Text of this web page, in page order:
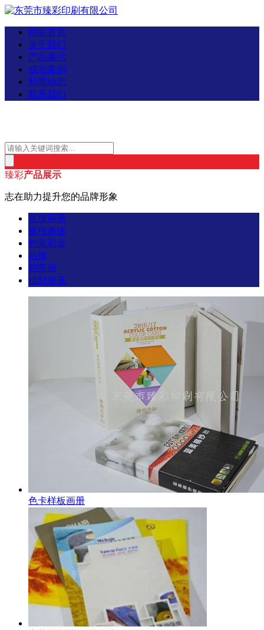
网站首页
关于我们
产品展示
成功案例
新闻动态
联系我们
臻彩产品展示
志在助力提升您的品牌形象
宣传画册
宣传单张
包装彩盒
吊旗
档案袋
信封便笺
色卡样板画册